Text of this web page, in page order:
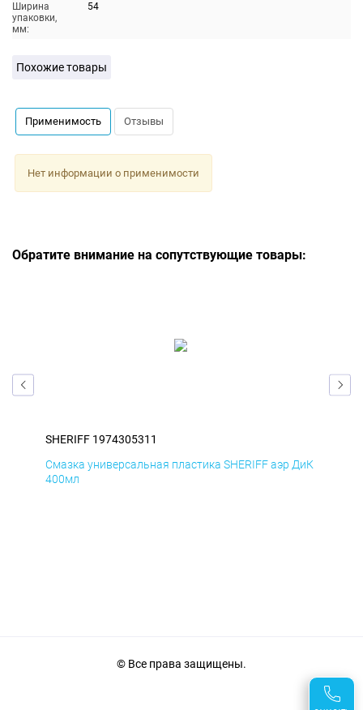
Ширина
упаковки,
мм:
54
Похожие товары
Применимость Отзывы
Нет информации о применимости
Обратите внимание на сопутствующие товары:
SHERIFF 1974305311
Смазка универсальная пластика SHERIFF аэр ДиК
400мл
© Все права защищены.